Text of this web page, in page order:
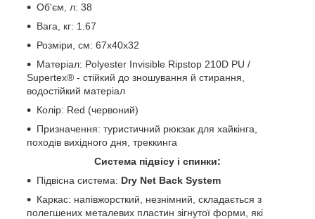
Об'єм, л: 38
Вага, кг: 1.67
Розміри, см: 67х40х32
Матеріал: Polyester Invisible Ripstop 210D PU /
Supertex® - стійкий до зношування й стирання,
водостійкий матеріал
Колір: Red (червоний)
Призначення: туристичний рюкзак для хайкінга,
походів вихідного дня, треккинга
Система підвісу і спинки:
Підвісна система: Dry Net Back System
Каркас: напівжорсткий, незнімний, складається з
полегшених металевих пластин зігнутої форми, які